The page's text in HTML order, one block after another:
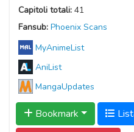
Capitoli totali: 41
Fansub: Phoenix Scans
MyAnimeList
AniList
MangaUpdates
Bookmark